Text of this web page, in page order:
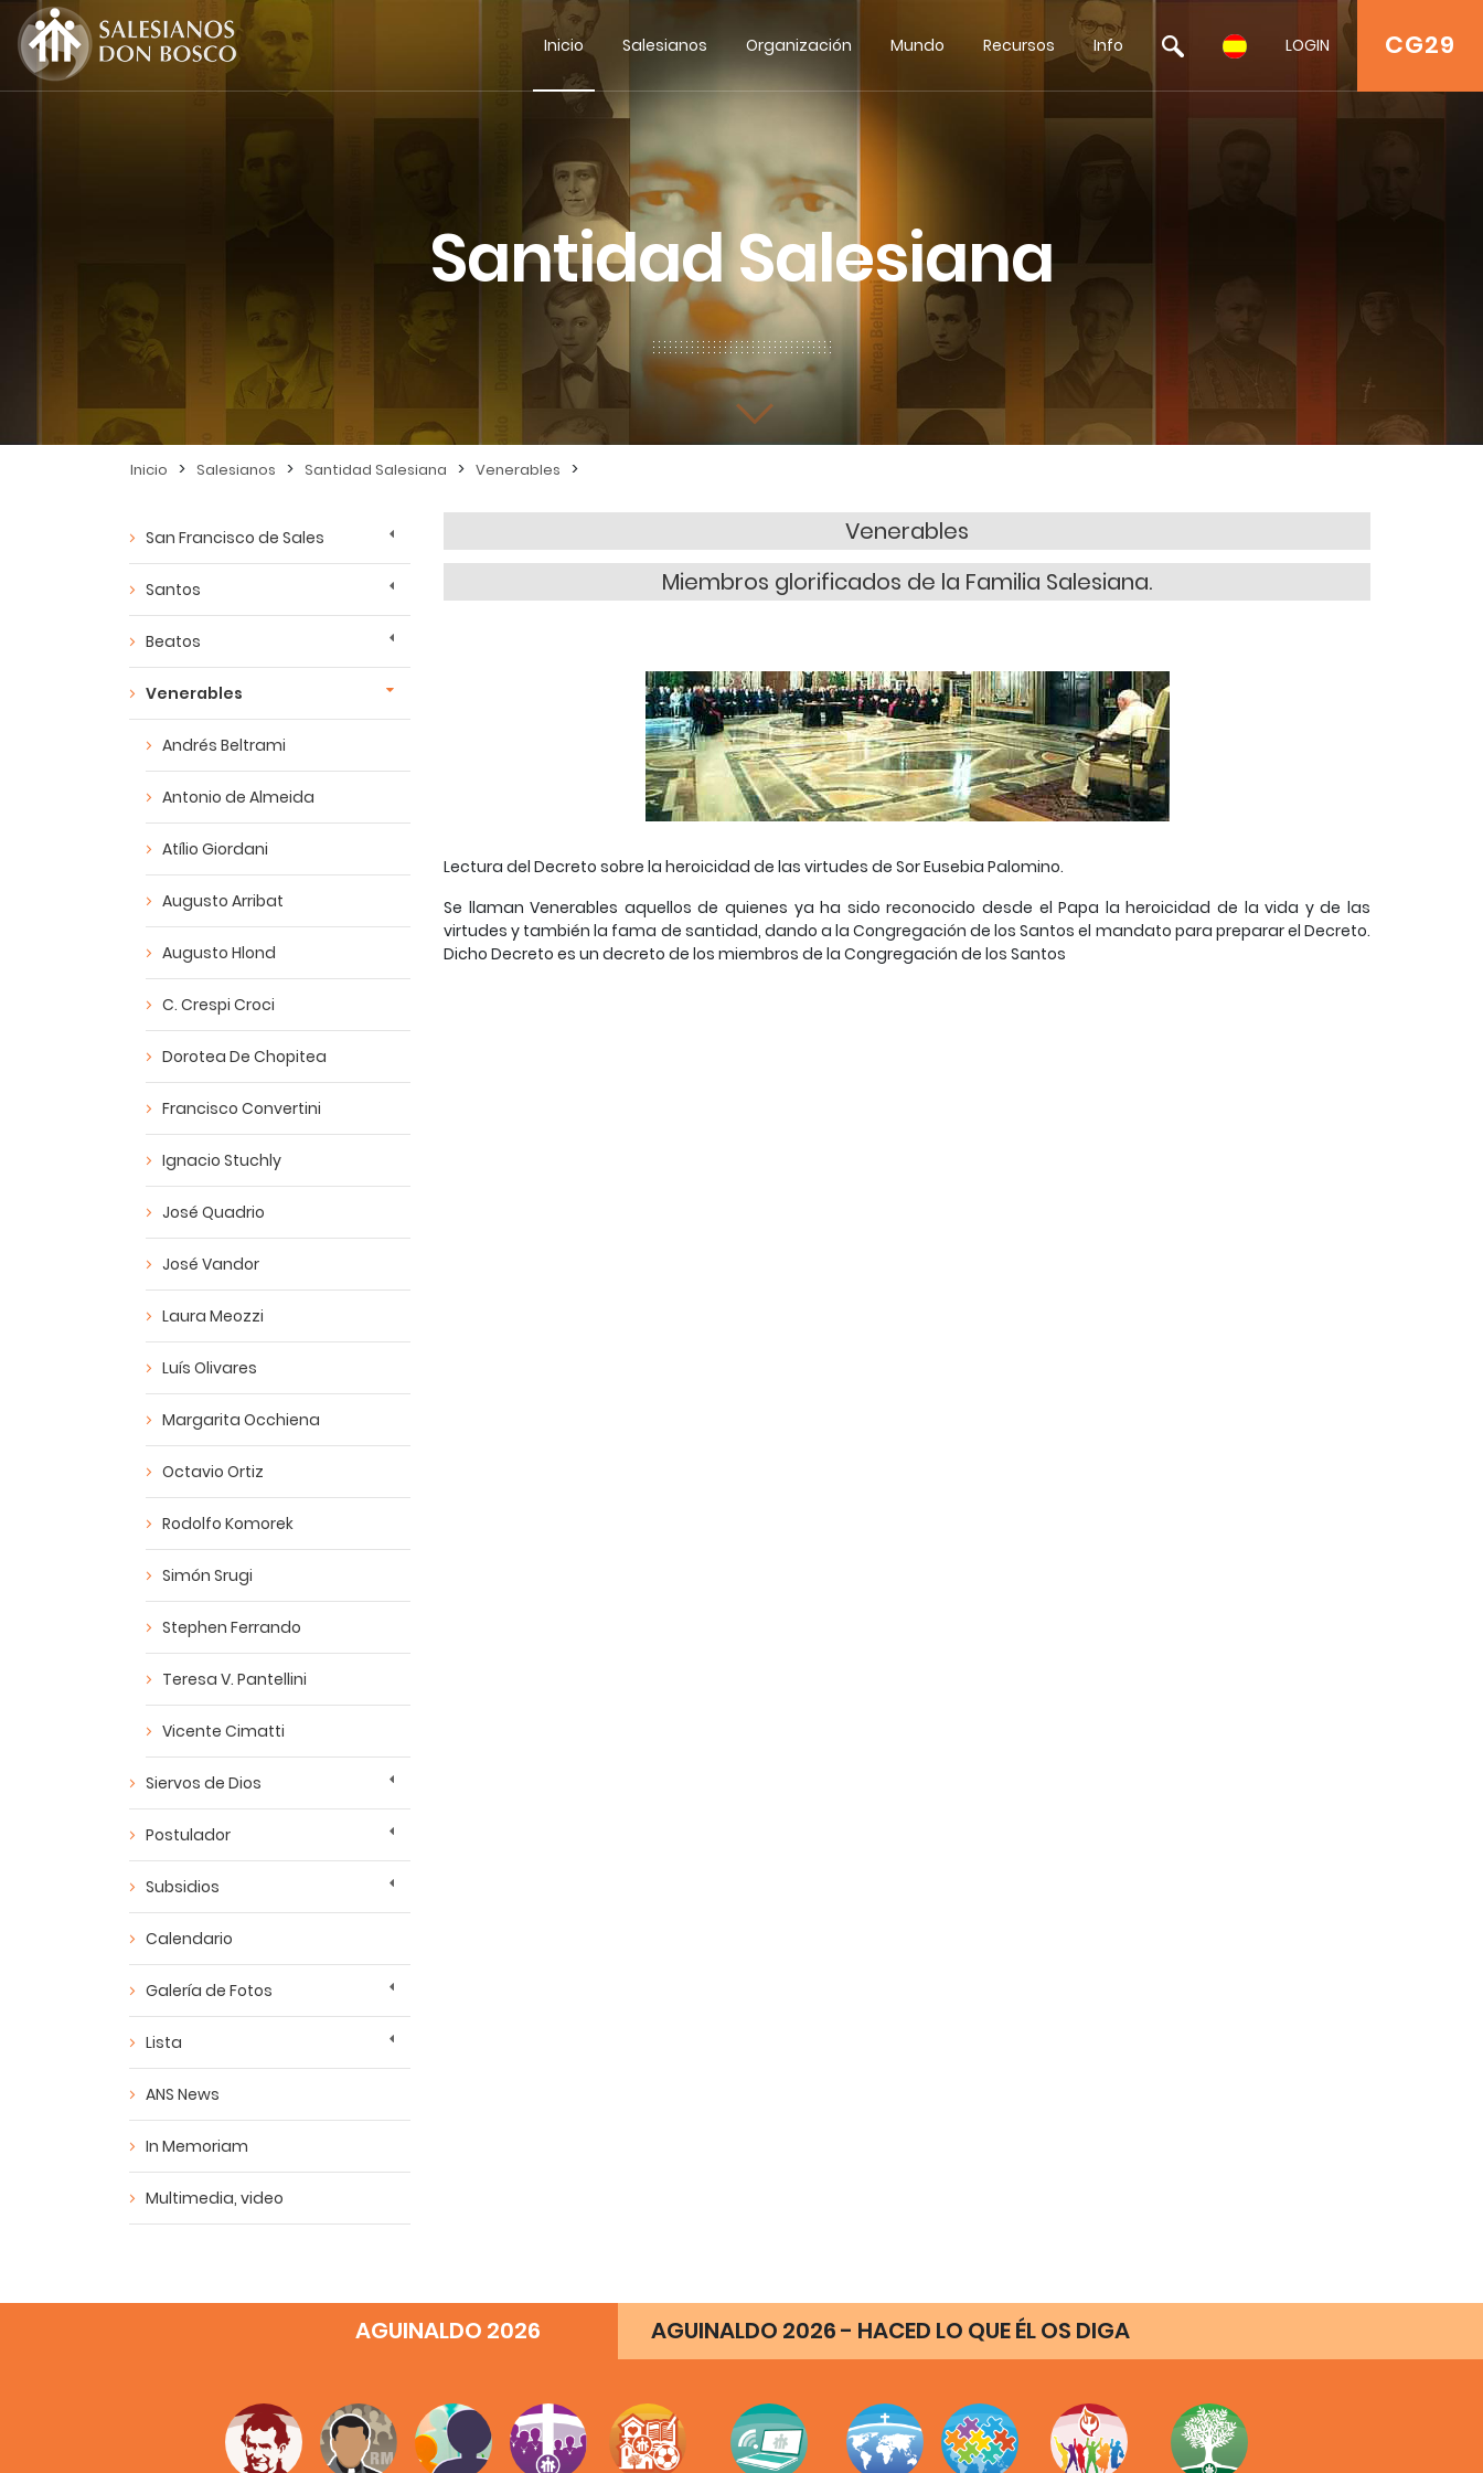
CG29
Inicio Salesianos Organización Mundo Recursos Info LOGIN
Santidad Salesiana
Inicio > Salesianos > Santidad Salesiana > Venerables >
San Francisco de Sales
Santos
Beatos
Venerables
Andrés Beltrami
Antonio de Almeida
Atílio Giordani
Augusto Arribat
Augusto Hlond
C. Crespi Croci
Dorotea De Chopitea
Francisco Convertini
Ignacio Stuchly
José Quadrio
José Vandor
Laura Meozzi
Luís Olivares
Margarita Occhiena
Octavio Ortiz
Rodolfo Komorek
Simón Srugi
Stephen Ferrando
Teresa V. Pantellini
Vicente Cimatti
Siervos de Dios
Postulador
Subsidios
Calendario
Galería de Fotos
Lista
ANS News
In Memoriam
Multimedia, video
Venerables
Miembros glorificados de la Familia Salesiana.
Lectura del Decreto sobre la heroicidad de las virtudes de Sor Eusebia Palomino.
Se llaman Venerables aquellos de quienes ya ha sido reconocido desde el Papa la heroicidad de la vida y de las
virtudes y también la fama de santidad, dando a la Congregación de los Santos el mandato para preparar el Decreto.
Dicho Decreto es un decreto de los miembros de la Congregación de los Santos
AGUINALDO 2026 AGUINALDO 2026 - HACED LO QUE ÉL OS DIGA